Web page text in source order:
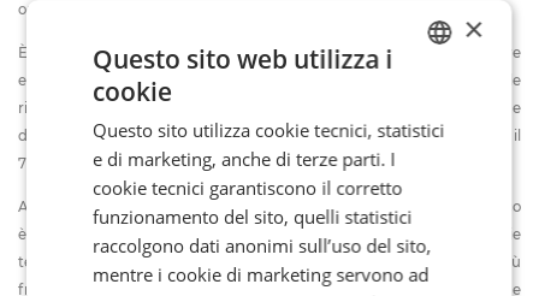
onde, correnti, temperatura, salinità, sedimenti.
È chiaro che qualsiasi intervento umano in tali aree deve essere
efficiente e rispettoso dell'ambiente. È anche chiaro che, a causa delle
risorse disponibili, le zone costiere sono sempre state sotto pressione
demografica e alcuni studi hanno stimato che a breve (2035) circa il
75% della popolazione del pianeta vivrà a meno di 100 km dalla costa.
Allo stesso tempo, una delle conseguenze del cambiamento climatico
è l'innalzamento del livello del mare che potrebbe ridurre la superficie
terrestre e anche la generazione di grandi mareggiate sempre più
frequenti che potrebbero influenzare le condizioni di vita nelle zone
FR
×
Questo sito web utilizza i
cookie
Questo sito utilizza cookie tecnici, statistici
e di marketing, anche di terze parti. I
cookie tecnici garantiscono il corretto
funzionamento del sito, quelli statistici
raccolgono dati anonimi sull’uso del sito,
mentre i cookie di marketing servono ad